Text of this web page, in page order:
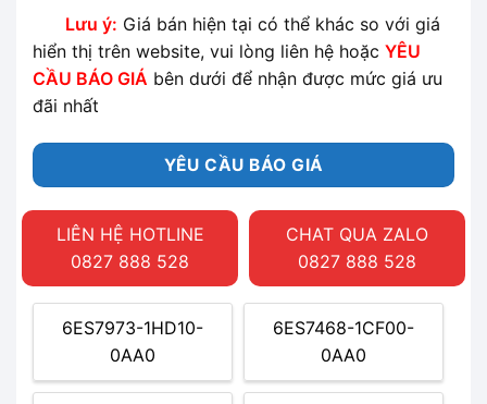
Lưu ý: Giá bán hiện tại có thể khác so với giá
hiển thị trên website, vui lòng liên hệ hoặc YÊU
CẦU BÁO GIÁ bên dưới để nhận được mức giá ưu
đãi nhất
YÊU CẦU BÁO GIÁ
LIÊN HỆ HOTLINE
0827 888 528
CHAT QUA ZALO
0827 888 528
6ES7973-1HD10-
0AA0
6ES7468-1CF00-
0AA0